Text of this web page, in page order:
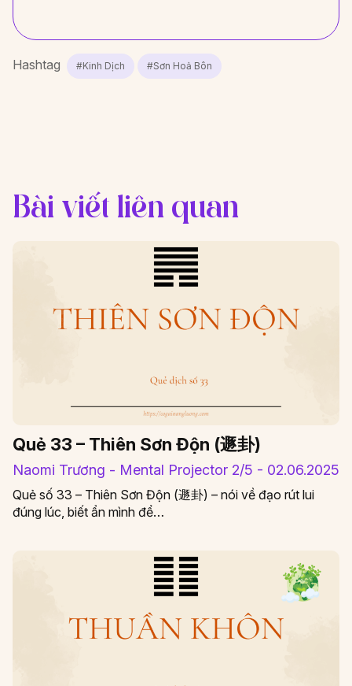
Hashtag #Kinh Dịch #Sơn Hoả Bôn
Bài viết liên quan
Quẻ 33 – Thiên Sơn Độn (遯卦)
Naomi Trương - Mental Projector 2/5 - 02.06.2025
Quẻ số 33 – Thiên Sơn Độn (遯卦) – nói về đạo rút lui
đúng lúc, biết ẩn mình để…